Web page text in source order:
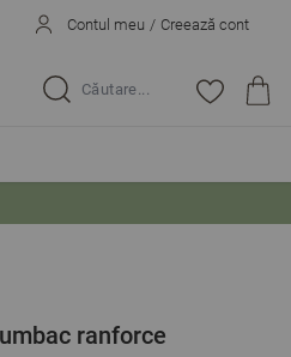
Contul meu / Creează cont
Caută...
ranforce